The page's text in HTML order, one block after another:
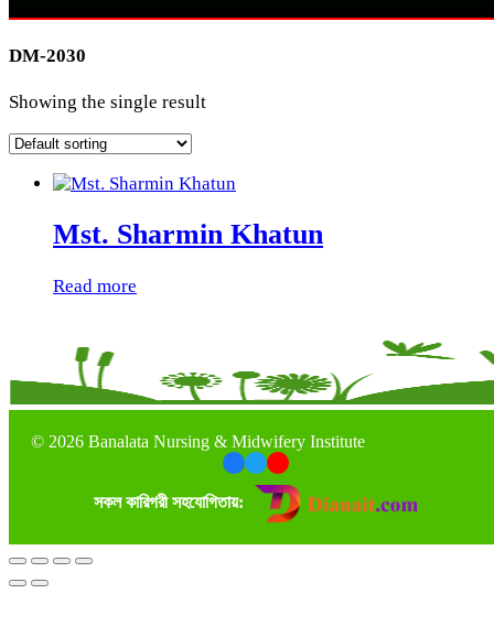
DM-2030
Showing the single result
Mst. Sharmin Khatun
Read more
© 2026 Banalata Nursing & Midwifery Institute
সকল কারিগরী সহযোগিতায়: